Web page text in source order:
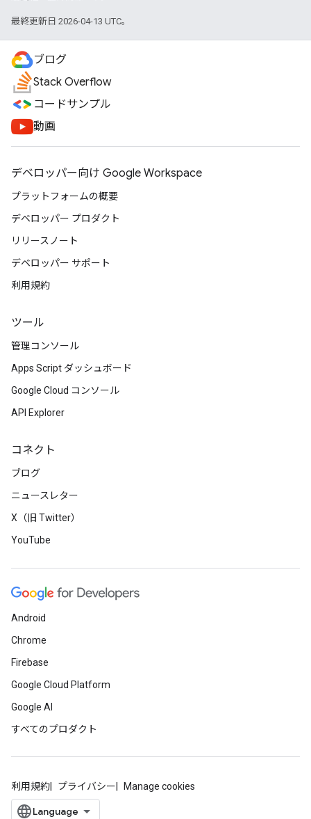
最終更新日 2026-04-13 UTC。
ブログ
Stack Overflow
コードサンプル
動画
デベロッパー向け Google Workspace
プラットフォームの概要
デベロッパー プロダクト
リリースノート
デベロッパー サポート
利用規約
ツール
管理コンソール
Apps Script ダッシュボード
Google Cloud コンソール
API Explorer
コネクト
ブログ
ニュースレター
X（旧 Twitter）
YouTube
Android
Chrome
Firebase
Google Cloud Platform
Google AI
すべてのプロダクト
利用規約 プライバシー Manage cookies